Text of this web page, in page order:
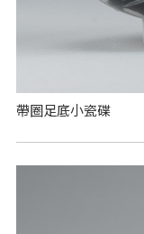
帶圈足底小瓷碟